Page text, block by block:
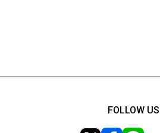
FOLLOW US